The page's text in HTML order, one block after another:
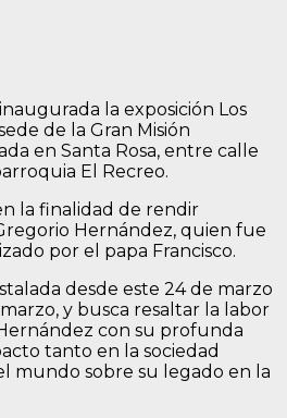
la exposición Los
de la Gran Misión
en Santa Rosa, entre calle
El Recreo.
la finalidad de rendir
Hernández, quien fue
por el papa Francisco.
desde este 24 de marzo
y busca resaltar la labor
con su profunda
tanto en la sociedad
mundo sobre su legado en la